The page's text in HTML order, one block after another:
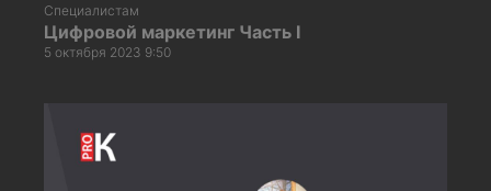
Специалистам
Цифровой маркетинг Часть I
5 октября 2023 9:50